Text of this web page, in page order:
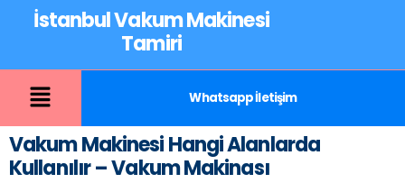
İstanbul Vakum Makinesi
Tamiri
Whatsapp İletişim
Vakum Makinesi Hangi Alanlarda
Kullanılır – Vakum Makinası